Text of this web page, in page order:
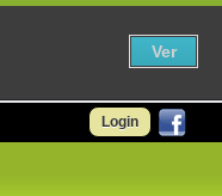
Login
Ver